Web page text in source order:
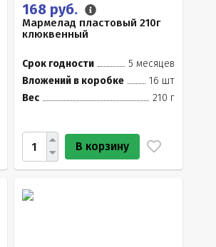
168 руб.
Мармелад пластовый 210г
клюквенный
Срок годности
5 месяцев
Вложений в коробке
16 шт
Вес
210 г
В корзину